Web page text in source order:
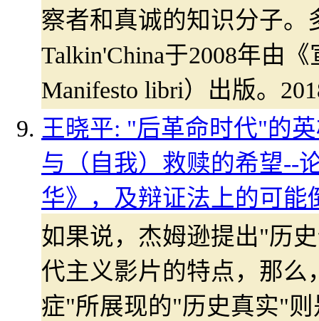
察者和真诚的知识分子
Talkin'China于2008年由
Manifesto libri）出版。
王晓平: "后革命时代"的
与（自我）救赎的希望--
华》，及辩证法上的可能
如果说，杰姆逊提出"历
代主义影片的特点，那
症"所展现的"历史真实"